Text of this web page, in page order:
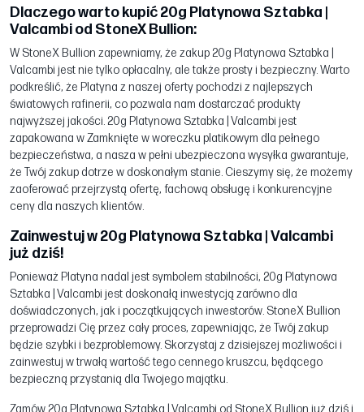
Dlaczego warto kupić 20g Platynowa Sztabka |
Valcambi od StoneX Bullion:
W StoneX Bullion zapewniamy, że zakup 20g Platynowa Sztabka |
Valcambi jest nie tylko opłacalny, ale także prosty i bezpieczny. Warto
podkreślić, że Platyna z naszej oferty pochodzi z najlepszych
światowych rafinerii, co pozwala nam dostarczać produkty
najwyższej jakości. 20g Platynowa Sztabka | Valcambi jest
zapakowana w Zamknięte w woreczku platikowym dla pełnego
bezpieczeństwa, a nasza w pełni ubezpieczona wysyłka gwarantuje,
że Twój zakup dotrze w doskonałym stanie. Cieszymy się, że możemy
zaoferować przejrzystą ofertę, fachową obsługę i konkurencyjne
ceny dla naszych klientów.
Zainwestuj w 20g Platynowa Sztabka | Valcambi
już dziś!
Ponieważ Platyna nadal jest symbolem stabilności, 20g Platynowa
Sztabka | Valcambi jest doskonałą inwestycją zarówno dla
doświadczonych, jak i początkujących inwestorów. StoneX Bullion
przeprowadzi Cię przez cały proces, zapewniając, że Twój zakup
będzie szybki i bezproblemowy. Skorzystaj z dzisiejszej możliwości i
zainwestuj w trwałą wartość tego cennego kruszcu, będącego
bezpieczną przystanią dla Twojego majątku.
Zamów 20g Platynowa Sztabka | Valcambi od StoneX Bullion już dziś i